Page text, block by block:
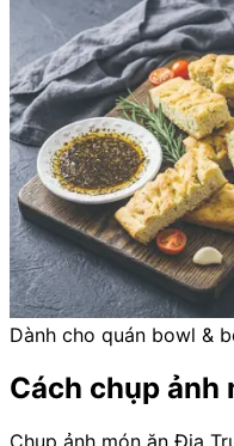
Dành cho quán bowl &
Cách chụp ảnh
Chụp ảnh món ăn Địa